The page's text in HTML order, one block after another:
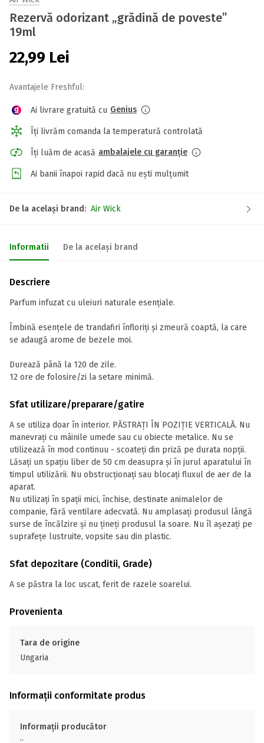
Rezervă odorizant „grădină de poveste”
19ml
22,99 Lei
Avantajele Freshful:
Ai livrare gratuită cu Genius
Îți livrăm comanda la temperatură controlată
Îți luăm de acasă ambalajele cu garanție
Ai banii înapoi rapid dacă nu ești mulțumit
De la același brand: Air Wick
Informatii De la același brand
Descriere
Parfum infuzat cu uleiuri naturale esențiale.
Îmbină esențele de trandafiri înfloriți și zmeură coaptă, la care
se adaugă arome de bezele moi.
Durează până la 120 de zile.
12 ore de folosire/zi la setare minimă.
Sfat utilizare/preparare/gatire
A se utiliza doar în interior. PĂSTRAȚI ÎN POZIȚIE VERTICALĂ. Nu
manevrați cu mâinile umede sau cu obiecte metalice. Nu se
utilizează în mod continuu - scoateți din priză pe durata nopții.
Lăsați un spațiu liber de 50 cm deasupra și în jurul aparatului în
timpul utilizării. Nu obstrucționați sau blocați fluxul de aer de la
aparat.
Nu utilizați în spații mici, închise, destinate animalelor de
companie, fără ventilare adecvată. Nu amplasați produsul lângă
surse de încălzire și nu țineți produsul la soare. Nu îl așezați pe
suprafețe lustruite, vopsite sau din plastic.
Sfat depozitare (Conditii, Grade)
A se păstra la loc uscat, ferit de razele soarelui.
Provenienta
Tara de origine
Ungaria
Informații conformitate produs
Informații producător